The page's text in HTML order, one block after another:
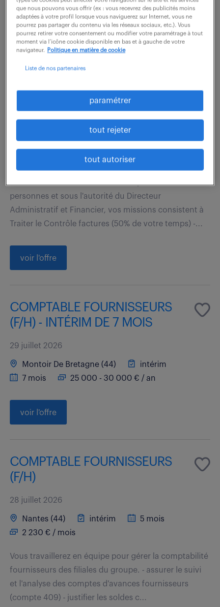
recevoir les offres par mail
ASSISTANT COMPTABLE (F/H)
personnes et sous l'autorité du Directeur
Administratif et Financier, vos missions consistent à
Traiter le Contrôle factures (50% de votre temps) -...
voir l'offre
COMPTABLE FOURNISSEURS
(F/H) - INTÉRIM DE 7 MOIS
29 juillet 2026
Montoir De Bretagne (44)
intérim
7 mois
25 000 - 30 000 € / an
voir l'offre
COMPTABLE FOURNISSEURS
(F/H)
28 juillet 2026
Nantes (44) intérim
5 mois
2 230 € / mois
Vous travaillerez en équipe pour gérer la comptabilité
fournisseurs des filiales du groupe. - assurer le suivi
et l'analyse des comptes d'avances fournisseurs
(compte 409) - justifier les soldes c...
que nous pouvons vous offrir (ex : vous recevrez des publicités moins
adaptées à votre profil lorsque vous naviguerez sur Internet, vous ne
pourrez pas partager du contenu via les réseaux sociaux, etc.). Vous
pourrez retirer votre consentement ou modifier votre paramétrage à tout
moment via l’icône cookie disponible en bas et à gauche de votre
navigateur.
Politique en matière de cookie
Liste de nos partenaires
paramétrer
tout rejeter
tout autoriser